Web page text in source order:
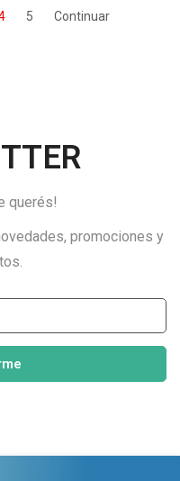
5 Continuar
querés!
promociones y